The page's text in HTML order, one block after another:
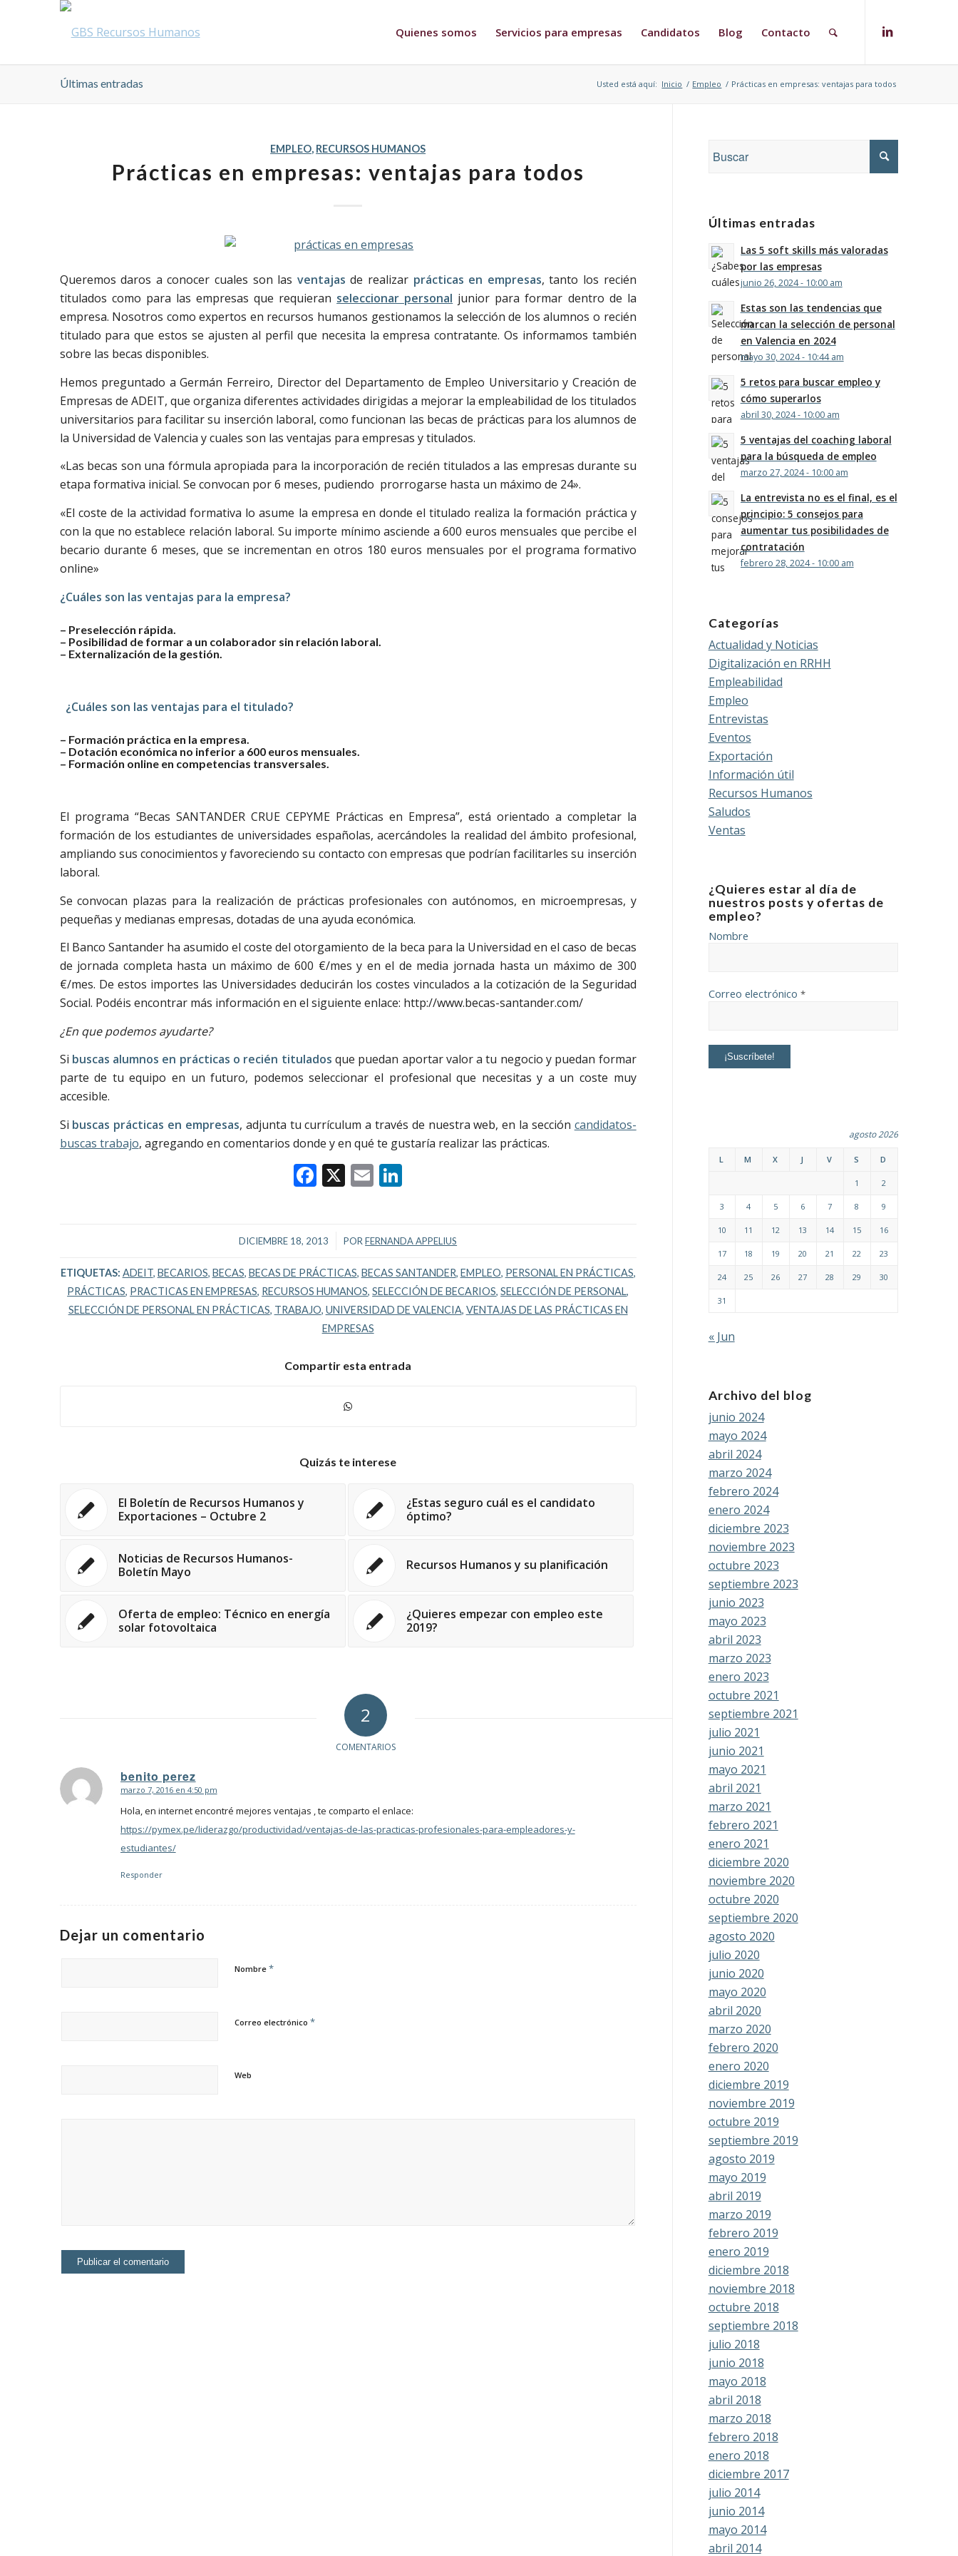
Quienes somos Servicios para empresas Candidatos Blog Contacto
Últimas entradas Usted está aquí: Inicio / Empleo / Prácticas en empresas: ventajas para todos
EMPLEO, RECURSOS HUMANOS
Prácticas en empresas: ventajas para todos
Queremos daros a conocer cuales son las ventajas de realizar prácticas en empresas, tanto los recién
titulados como para las empresas que requieran seleccionar personal junior para formar dentro de la
empresa. Nosotros como expertos en recursos humanos gestionamos la selección de los alumnos o recién
titulado para que estos se ajusten al perfil que necesita la empresa contratante. Os informamos también
sobre las becas disponibles.
Hemos preguntado a Germán Ferreiro, Director del Departamento de Empleo Universitario y Creación de
Empresas de ADEIT, que organiza diferentes actividades dirigidas a mejorar la empleabilidad de los titulados
universitarios para facilitar su inserción laboral, como funcionan las becas de prácticas para los alumnos de
la Universidad de Valencia y cuales son las ventajas para empresas y titulados.
«Las becas son una fórmula apropiada para la incorporación de recién titulados a las empresas durante su
etapa formativa inicial. Se convocan por 6 meses, pudiendo prorrogarse hasta un máximo de 24».
«El coste de la actividad formativa lo asume la empresa en donde el titulado realiza la formación práctica y
con la que no establece relación laboral. Su importe mínimo asciende a 600 euros mensuales que percibe el
becario durante 6 meses, que se incrementan en otros 180 euros mensuales por el programa formativo
online»
¿Cuáles son las ventajas para la empresa?
– Preselección rápida.
– Posibilidad de formar a un colaborador sin relación laboral.
– Externalización de la gestión.
¿Cuáles son las ventajas para el titulado?
– Formación práctica en la empresa.
– Dotación económica no inferior a 600 euros mensuales.
– Formación online en competencias transversales.
El programa “Becas SANTANDER CRUE CEPYME Prácticas en Empresa”, está orientado a completar la
formación de los estudiantes de universidades españolas, acercándoles la realidad del ámbito profesional,
ampliando sus conocimientos y favoreciendo su contacto con empresas que podrían facilitarles su inserción
laboral.
Se convocan plazas para la realización de prácticas profesionales con autónomos, en microempresas, y
pequeñas y medianas empresas, dotadas de una ayuda económica.
El Banco Santander ha asumido el coste del otorgamiento de la beca para la Universidad en el caso de becas
de jornada completa hasta un máximo de 600 €/mes y en el de media jornada hasta un máximo de 300
€/mes. De estos importes las Universidades deducirán los costes vinculados a la cotización de la Seguridad
Social. Podéis encontrar más información en el siguiente enlace: http://www.becas-santander.com/
¿En que podemos ayudarte?
Si buscas alumnos en prácticas o recién titulados que puedan aportar valor a tu negocio y puedan formar
parte de tu equipo en un futuro, podemos seleccionar el profesional que necesitas y a un coste muy
accesible.
Si buscas prácticas en empresas, adjunta tu currículum a través de nuestra web, en la sección candidatos-
buscas trabajo, agregando en comentarios donde y en qué te gustaría realizar las prácticas.
Facebook
X Email
DICIEMBRE 18, 2013
/ PORFERNANDA APPELIUS
ETIQUETAS: ADEIT, BECARIOS, BECAS, BECAS DE PRÁCTICAS, BECAS SANTANDER, EMPLEO, PERSONAL EN PRÁCTICAS,
PRÁCTICAS, PRACTICAS EN EMPRESAS, RECURSOS HUMANOS,SELECCIÓN DE BECARIOS,SELECCIÓN DE PERSONAL,
SELECCIÓN DE PERSONAL EN PRÁCTICAS, TRABAJO, UNIVERSIDAD DE VALENCIA, VENTAJAS DE LAS PRÁCTICAS EN
EMPRESAS
Compartir esta entrada
Quizás te interese
El Boletín de Recursos Humanos y
Exportaciones – Octubre 2
¿Estas seguro cuál es el candidato
óptimo?
Noticias de Recursos Humanos-
Boletín Mayo
Recursos Humanos y su planificación
Oferta de empleo: Técnico en energía
solar fotovoltaica
¿Quieres empezar con empleo este
2019?
2
COMENTARIOS
benito perez
Dice:
marzo 7, 2016 en 4:50 pm
Hola, en internet encontré mejores ventajas , te comparto el enlace:
https://pymex.pe/liderazgo/productividad/ventajas-de-las-practicas-profesionales-para-empleadores-y-
estudiantes/
Responder
Dejar un comentario
Nombre *
Correo electrónico *
Web
Últimas entradas
Las 5 soft skills más valoradas
por las empresas
junio 26, 2024 - 10:00 am
Estas son las tendencias que
marcan la selección de personal
en Valencia en 2024
mayo 30, 2024 - 10:44 am
5 retos para buscar empleo y
cómo superarlos
abril 30, 2024 - 10:00 am
5 ventajas del coaching laboral
para la búsqueda de empleo
marzo 27, 2024 - 10:00 am
La entrevista no es el final, es el
principio: 5 consejos para
aumentar tus posibilidades de
contratación
febrero 28, 2024 - 10:00 am
Categorías
Actualidad y Noticias
Digitalización en RRHH
Empleabilidad
Empleo
Entrevistas
Eventos
Exportación
Información útil
Recursos Humanos
Saludos
Ventas
¿Quieres estar al día de
nuestros posts y ofertas de
empleo?
Nombre
Correo electrónico *
agosto 2026
L M X J V S D
1 2
3 4 5 6 7 8 9
10 11 12 13 14 15 16
17 18 19 20 21 22 23
24 25 26 27 28 29 30
31
« Jun
Archivo del blog
junio 2024
mayo 2024
abril 2024
marzo 2024
febrero 2024
enero 2024
diciembre 2023
noviembre 2023
octubre 2023
septiembre 2023
junio 2023
mayo 2023
abril 2023
marzo 2023
enero 2023
octubre 2021
septiembre 2021
julio 2021
junio 2021
mayo 2021
abril 2021
marzo 2021
febrero 2021
enero 2021
diciembre 2020
noviembre 2020
octubre 2020
septiembre 2020
agosto 2020
julio 2020
junio 2020
mayo 2020
abril 2020
marzo 2020
febrero 2020
enero 2020
diciembre 2019
noviembre 2019
octubre 2019
septiembre 2019
agosto 2019
mayo 2019
abril 2019
marzo 2019
febrero 2019
enero 2019
diciembre 2018
noviembre 2018
octubre 2018
septiembre 2018
julio 2018
junio 2018
mayo 2018
abril 2018
marzo 2018
febrero 2018
enero 2018
diciembre 2017
julio 2014
junio 2014
mayo 2014
abril 2014